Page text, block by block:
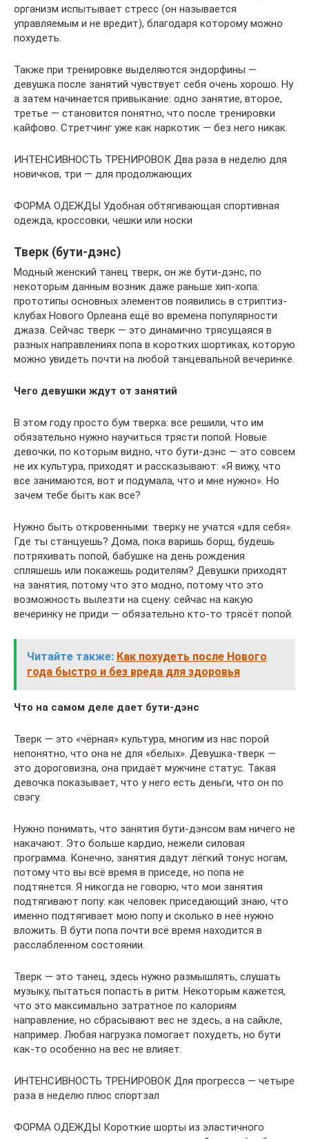
организм испытывает стресс (он называется
управляемым и не вредит), благодаря которому можно
похудеть.
Также при тренировке выделяются эндорфины —
девушка после занятий чувствует себя очень хорошо. Ну
а затем начинается привыкание: одно занятие, второе,
третье — становится понятно, что после тренировки
кайфово. Стретчинг уже как наркотик — без него никак.
ИНТЕНСИВНОСТЬ ТРЕНИРОВОК Два раза в неделю для
новичков, три — для продолжающих
ФОРМА ОДЕЖДЫ Удобная обтягивающая спортивная
одежда, кроссовки, чешки или носки
Тверк (бути-дэнс)
Модный женский танец тверк, он же бути-дэнс, по
некоторым данным возник даже раньше хип-хопа:
прототипы основных элементов появились в стриптиз-
клубах Нового Орлеана ещё во времена популярности
джаза. Сейчас тверк — это динамично трясущаяся в
разных направлениях попа в коротких шортиках, которую
можно увидеть почти на любой танцевальной вечеринке.
Чего девушки ждут от занятий
В этом году просто бум тверка: все решили, что им
обязательно нужно научиться трясти попой. Новые
девочки, по которым видно, что бути-дэнс — это совсем
не их культура, приходят и рассказывают: «Я вижу, что
все занимаются, вот и подумала, что и мне нужно». Но
зачем тебе быть как все?
Нужно быть откровенными: тверку не учатся «для себя».
Где ты станцуешь? Дома, пока варишь борщ, будешь
потряхивать попой, бабушке на день рождения
спляшешь или покажешь родителям? Девушки приходят
на занятия, потому что это модно, потому что это
возможность вылезти на сцену: сейчас на какую
вечеринку не приди — обязательно кто-то трясёт попой.
Читайте также: Как похудеть после Нового
года быстро и без вреда для здоровья
Что на самом деле дает бути-дэнс
Тверк — это «чёрная» культура, многим из нас порой
непонятно, что она не для «белых». Девушка-тверк —
это дороговизна, она придаёт мужчине статус. Такая
девочка показывает, что у него есть деньги, что он по
свэгу.
Нужно понимать, что занятия бути-дэнсом вам ничего не
накачают. Это больше кардио, нежели силовая
программа. Конечно, занятия дадут лёгкий тонус ногам,
потому что вы всё время в приседе, но попа не
подтянется. Я никогда не говорю, что мои занятия
подтягивают попу: как человек приседающий знаю, что
именно подтягивает мою попу и сколько в неё нужно
вложить. В бути попа почти всё время находится в
расслабленном состоянии.
Тверк — это танец, здесь нужно размышлять, слушать
музыку, пытаться попасть в ритм. Некоторым кажется,
что это максимально затратное по калориям
направление, но сбрасывают вес не здесь, а на сайкле,
например. Любая нагрузка помогает похудеть, но бути
как-то особенно на вес не влияет.
ИНТЕНСИВНОСТЬ ТРЕНИРОВОК Для прогресса — четыре
раза в неделю плюс спортзал
ФОРМА ОДЕЖДЫ Короткие шорты из эластичного